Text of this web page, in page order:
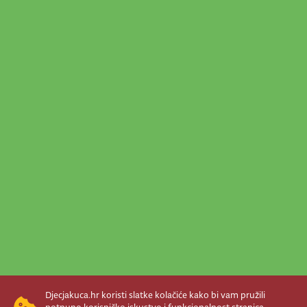
Djecjakuca.hr koristi slatke kolačiće kako bi vam pružili